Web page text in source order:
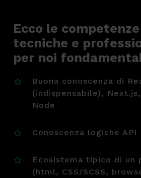
Ecco le competenze
tecniche e
per noi
Buona conoscenza di
(indispensabile),
Node
Conoscenza logiche API
Ecosistema tipico di un
(html, CSS/SCSS,